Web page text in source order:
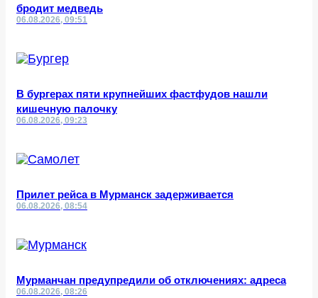
бродит медведь
06.08.2026, 09:51
В бургерах пяти крупнейших фастфудов нашли
кишечную палочку
06.08.2026, 09:23
Прилет рейса в Мурманск задерживается
06.08.2026, 08:54
Мурманчан предупредили об отключениях: адреса
06.08.2026, 08:26